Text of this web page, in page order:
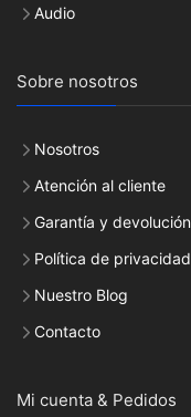
Audio
Sobre nosotros
Nosotros
Atención al cliente
Garantía y devolución
Política de privacidad
Nuestro Blog
Contacto
Mi cuenta & Pedidos